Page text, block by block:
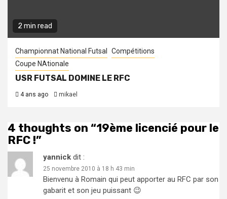
2 min read
Championnat National Futsal
Compétitions
Coupe NAtionale
USR FUTSAL DOMINE LE RFC
4 ans ago mikael
4 thoughts on “19ème licencié pour le
RFC !”
yannick dit :
25 novembre 2010 à 18 h 43 min
Bienvenu à Romain qui peut apporter au RFC par son
gabarit et son jeu puissant 😉